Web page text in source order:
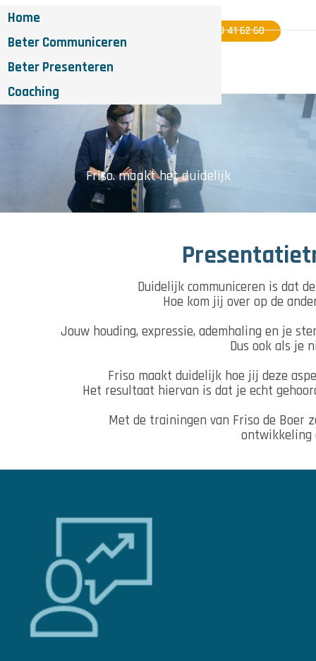
06 - 40 41 62 60
Home
Beter Communiceren
Beter Presenteren
Coaching
Friso. maakt het duidelijk
Duidelijk communiceren is dat
Hoe kom jij over op de
Jouw houding, expressie, ademhaling en je
Dus ook als je
Friso maakt duidelijk hoe jij deze
Het resultaat hiervan is dat je echt
Met de trainingen van Friso de Boer
ontwikkeling